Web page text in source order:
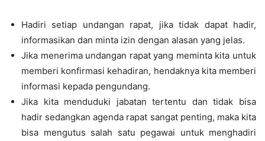
Hadiri setiap undangan rapat, jika tidak dapat hadir,
informasikan dan minta izin dengan alasan yang jelas.
Jika menerima undangan rapat yang meminta kita untuk
memberi konfirmasi kehadiran, hendaknya kita memberi
informasi kepada pengundang.
Jika kita menduduki jabatan tertentu dan tidak bisa
hadir sedangkan agenda rapat sangat penting, maka kita
bisa mengutus salah satu pegawai untuk menghadiri